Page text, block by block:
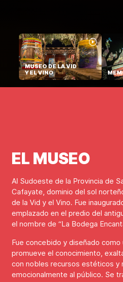
MUSEO DE LA VID
Y EL VINO
EL MUSEO
Al Sudoeste de la Provincia de
Cafayate, dominio del sol
de la Vid y el Vino. Fue
emplazado en el predio del
el nombre de “La Bodega
Fue concebido y diseñado
promueve el conocimiento,
con nobles recursos estéticos y
emocionalmente al público. Se